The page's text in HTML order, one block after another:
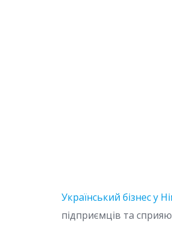
Український бізнес у
підприємців та